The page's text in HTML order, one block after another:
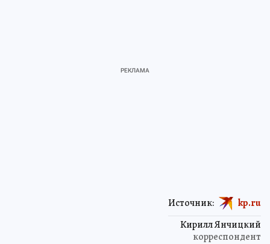
Кирилл Янчицкий
корреспондент
Источник: kp.ru